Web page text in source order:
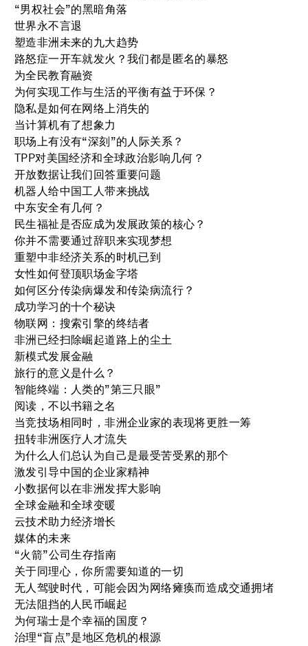
“男权社会”的黑暗角落
世界永不言退
塑造非洲未来的九大趋势
路怒症一开车就发火？我们都是匿名的暴怒
为全民教育融资
为何实现工作与生活的平衡有益于环保？
隐私是如何在网络上消失的
当计算机有了想象力
职场上有没有“深刻”的人际关系？
TPP对美国经济和全球政治影响几何？
开放数据让我们回答重要问题
机器人给中国工人带来挑战
中东安全有几何？
民生福祉是否应成为发展政策的核心？
你并不需要通过辞职来实现梦想
重塑中非经济关系的时机已到
女性如何登顶职场金字塔
如何区分传染病爆发和传染病流行？
成功学习的十个秘诀
物联网：搜索引擎的终结者
非洲已经扫除崛起道路上的尘土
新模式发展金融
旅行的意义是什么？
智能终端：人类的”第三只眼”
阅读，不以书籍之名
当竞技场相同时，非洲企业家的表现将更胜一筹
扭转非洲医疗人才流失
为什么人们总认为自己是最受苦受累的那个
激发引导中国的企业家精神
小数据何以在非洲发挥大影响
全球金融和全球变暖
云技术助力经济增长
媒体的未来
“火箭”公司生存指南
关于同理心，你所需要知道的一切
无人驾驶时代，可能会因为网络瘫痪而造成交通拥堵
无法阻挡的人民币崛起
为何瑞士是个幸福的国度？
治理“盲点”是地区危机的根源